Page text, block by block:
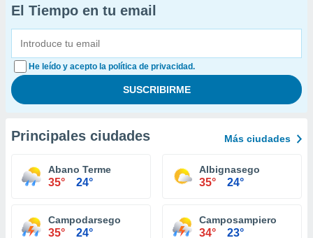
El Tiempo en tu email
He leído y acepto la política de privacidad.
Principales ciudades Más ciudades
Abano Terme
35° 24°
Albignasego
35° 24°
Campodarsego
35° 24°
Camposampiero
34° 23°